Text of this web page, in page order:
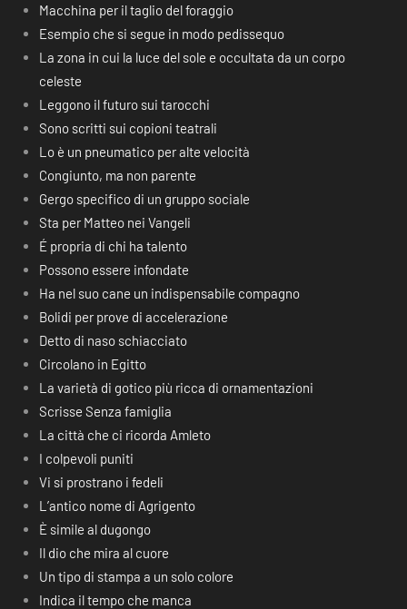
Macchina per il taglio del foraggio
Esempio che si segue in modo pedissequo
La zona in cui la luce del sole e occultata da un corpo
celeste
Leggono il futuro sui tarocchi
Sono scritti sui copioni teatrali
Lo è un pneumatico per alte velocità
Congiunto, ma non parente
Gergo specifico di un gruppo sociale
Sta per Matteo nei Vangeli
É propria di chi ha talento
Possono essere infondate
Ha nel suo cane un indispensabile compagno
Bolidi per prove di accelerazione
Detto di naso schiacciato
Circolano in Egitto
La varietà di gotico più ricca di ornamentazioni
Scrisse Senza famiglia
La città che ci ricorda Amleto
I colpevoli puniti
Vi si prostrano i fedeli
L’antico nome di Agrigento
È simile al dugongo
Il dio che mira al cuore
Un tipo di stampa a un solo colore
Indica il tempo che manca